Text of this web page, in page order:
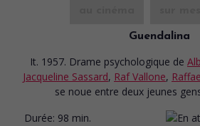
Guendalina
It. 1957. Drame psychologique de
Jacqueline Sassard, Raf Vallone,
se noue entre deux jeunes
Durée: 98 min.